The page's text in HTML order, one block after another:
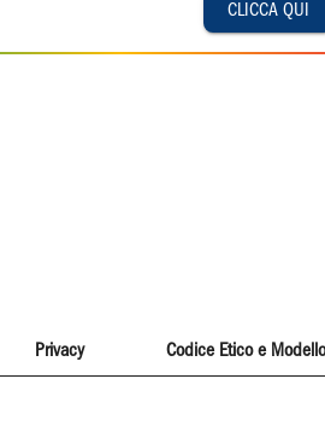
CLICCA QUI
Privacy Codice Etico e